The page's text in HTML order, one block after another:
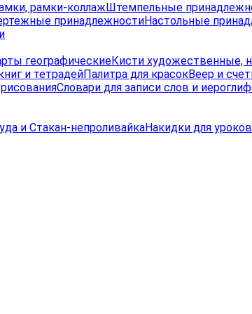
рамки-коллажШтемпельные
принадлежностиНастольные
географическиеКисти художественные,
и тетрадейПалитра для красокВеер и
Словари для записи слов и
и Стакан-непроливайкаНакидки для